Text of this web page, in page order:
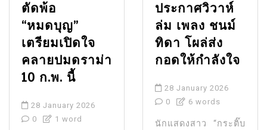
ตัดพ้อ
“หมดบุญ”
เตรียมเปิดใจ
คลายปมดราม่า
10 ก.พ. นี้
28 January 2026
0
1 word
ประกาศวิวาห์
ล่ม เพลง ชนม์
ทิดา โผล่ส่ง
กอดให้กำลังใจ
28 January 2026
0
6 words
นักแสดงสาว “กระติ๊บ